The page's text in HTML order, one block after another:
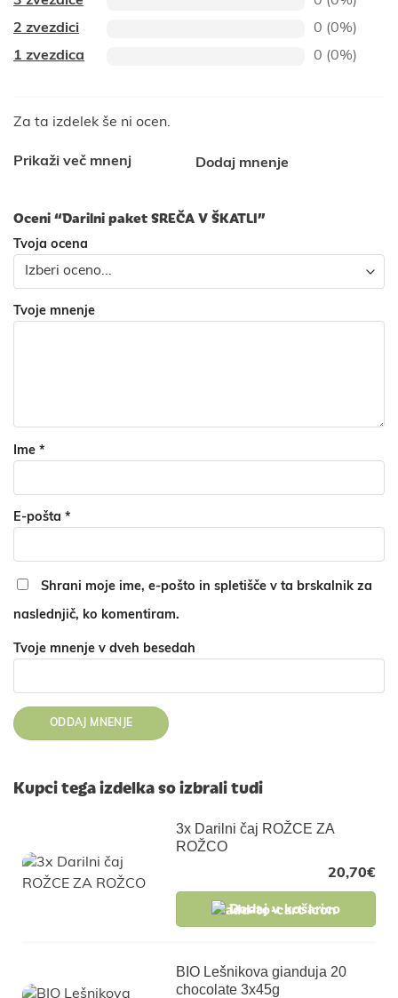
2 zvezdici
0 (0%)
1 zvezdica
0 (0%)
Za ta izdelek še ni ocen.
Prikaži več mnenj Dodaj mnenje
Oceni “Darilni paket SREČA V ŠKATLI”
Tvoja ocena
Tvoje mnenje
Ime *
E-pošta *
Shrani moje ime, e-pošto in spletišče v ta brskalnik za
naslednjič, ko komentiram.
Tvoje mnenje v dveh besedah
Kupci tega izdelka so izbrali tudi
3x Darilni čaj ROŽCE ZA
ROŽCO
20,70€
Dodaj v košarico
BIO Lešnikova gianduja 20
chocolate 3x45g